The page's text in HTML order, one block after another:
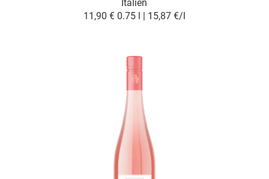
Italien
11,90 € 0.75 l | 15,87 €/l